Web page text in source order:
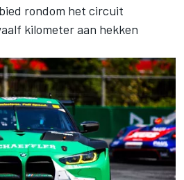
rondom het circuit
kilometer aan hekken